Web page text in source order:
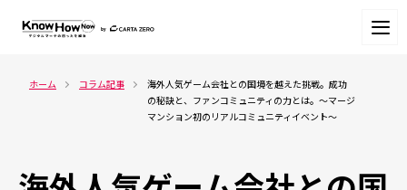
ホーム コラム記事
海外人気ゲーム会社との国境を越えた挑戦。成功
の秘訣と、ファンコミュニティの力とは。～マージ
マンション初のリアルコミュニティイベント～